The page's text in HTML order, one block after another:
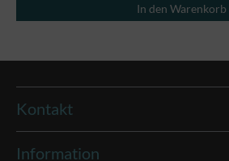
In den Warenkorb
Kontakt
Information